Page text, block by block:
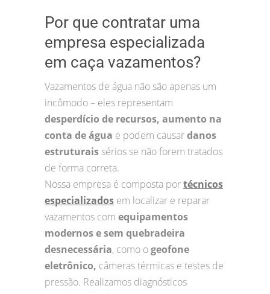
Por que contratar uma
empresa especializada
em caça vazamentos?
Vazamentos de água não são apenas um
incômodo – eles representam
desperdício de recursos, aumento na
conta de água e podem causardanos
estruturais sérios se não forem tratados
de forma correta.
Nossa empresa é composta portécnicos
especializados em localizar e reparar
vazamentos com equipamentos
modernos e sem quebradeira
desnecessária, como ogeofone
eletrônico, câmeras térmicas e testes de
pressão. Realizamos diagnósticos